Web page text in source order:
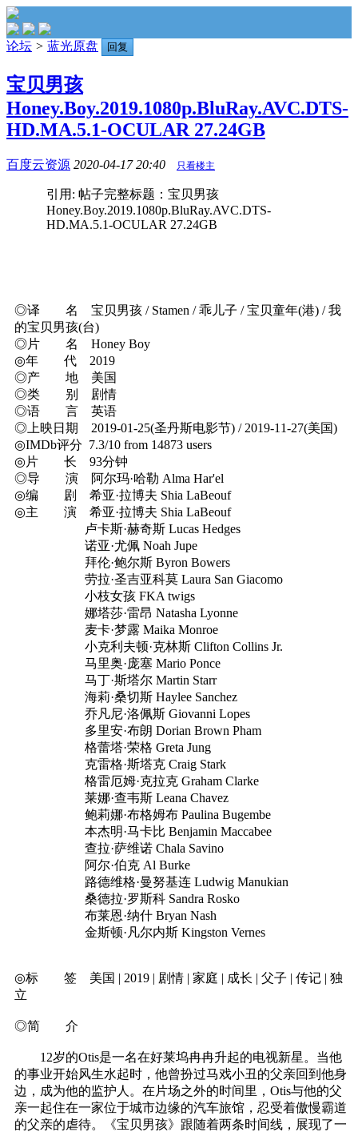
论坛 > 蓝光原盘 回复
宝贝男孩
Honey.Boy.2019.1080p.BluRay.AVC.DTS-
HD.MA.5.1-OCULAR 27.24GB
百度云资源 2020-04-17 20:40 只看楼主
引用: 帖子完整标题：宝贝男孩
Honey.Boy.2019.1080p.BluRay.AVC.DTS-
HD.MA.5.1-OCULAR 27.24GB
◎译 名 宝贝男孩 / Stamen / 乖儿子 / 宝贝童年(港) / 我
的宝贝男孩(台)
◎片 名 Honey Boy
◎年 代 2019
◎产 地 美国
◎类 别 剧情
◎语 言 英语
◎上映日期 2019-01-25(圣丹斯电影节) / 2019-11-27(美国)
◎IMDb评分 7.3/10 from 14873 users
◎片 长 93分钟
◎导 演 阿尔玛·哈勒 Alma Har'el
◎编 剧 希亚·拉博夫 Shia LaBeouf
◎主 演 希亚·拉博夫 Shia LaBeouf
卢卡斯·赫奇斯 Lucas Hedges
诺亚·尤佩 Noah Jupe
拜伦·鲍尔斯 Byron Bowers
劳拉·圣吉亚科莫 Laura San Giacomo
小枝女孩 FKA twigs
娜塔莎·雷昂 Natasha Lyonne
麦卡·梦露 Maika Monroe
小克利夫顿·克林斯 Clifton Collins Jr.
马里奥·庞塞 Mario Ponce
马丁·斯塔尔 Martin Starr
海莉·桑切斯 Haylee Sanchez
乔凡尼·洛佩斯 Giovanni Lopes
多里安·布朗 Dorian Brown Pham
格蕾塔·荣格 Greta Jung
克雷格·斯塔克 Craig Stark
格雷厄姆·克拉克 Graham Clarke
莱娜·查韦斯 Leana Chavez
鲍莉娜·布格姆布 Paulina Bugembe
本杰明·马卡比 Benjamin Maccabee
查拉·萨维诺 Chala Savino
阿尔·伯克 Al Burke
路德维格·曼努基连 Ludwig Manukian
桑德拉·罗斯科 Sandra Rosko
布莱恩·纳什 Bryan Nash
金斯顿·凡尔内斯 Kingston Vernes
◎标 签 美国 | 2019 | 剧情 | 家庭 | 成长 | 父子 | 传记 | 独
立
◎简 介
12岁的Otis是一名在好莱坞冉冉升起的电视新星。当他
的事业开始风生水起时，他曾扮过马戏小丑的父亲回到他身
边，成为他的监护人。在片场之外的时间里，Otis与他的父
亲一起住在一家位于城市边缘的汽车旅馆，忍受着傲慢霸道
的父亲的虐待。《宝贝男孩》跟随着两条时间线，展现了一